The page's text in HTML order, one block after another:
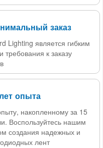
заказ
Lighting является гибким
требования к заказу
опыта
накопленному за 15
Воспользуйтесь нашим
создания надежных и
лент